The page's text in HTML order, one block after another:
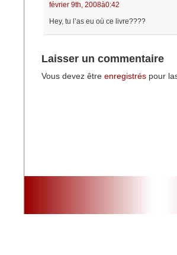
février 9th, 2008à0:42
Hey, tu l’as eu où ce livre????
Laisser un commentaire
Vous devez être enregistrés pour